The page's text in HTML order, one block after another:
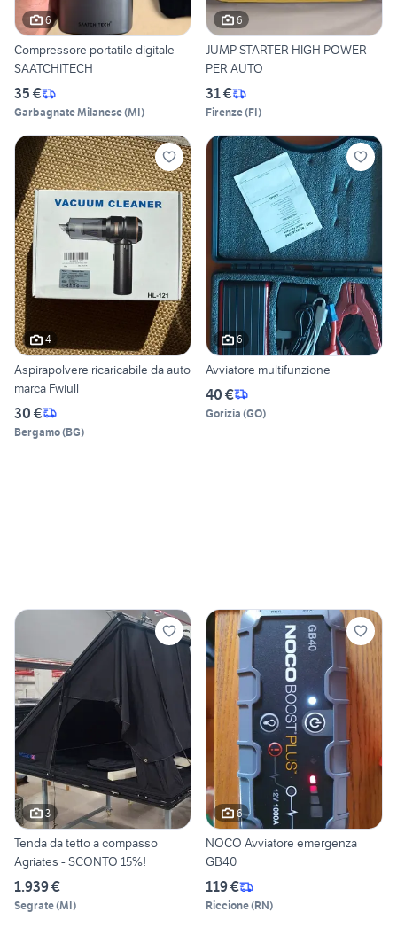
6
Compressore portatile digitale
SAATCHITECH
35 €
Garbagnate Milanese(MI)
6
JUMP STARTER HIGH POWER
PER AUTO
31 €
Firenze(FI)
4
Aspirapolvere ricaricabile da auto
marca Fwiull
30 €
Bergamo(BG)
6
Avviatore multifunzione
40 €
Gorizia (GO)
3
Tenda da tetto a compasso
Agriates - SCONTO 15%!
1.939 €
Segrate(MI)
6
NOCO Avviatore emergenza
GB40
119 €
Riccione(RN)